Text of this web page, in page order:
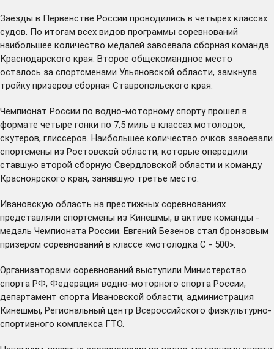
Заезды в Первенстве России проводились в четырех классах
судов. По итогам всех видов программы соревнований
наибольшее количество медалей завоевала сборная команда
Краснодарского края. Второе общекомандное место
осталось за спортсменами Ульяновской области, замкнула
тройку призеров сборная Ставропольского края.
Чемпионат России по водно-моторному спорту прошел в
формате четыре гонки по 7,5 миль в классах мотолодок,
скутеров, глиссеров. Наибольшее количество очков завоевали
спортсмены из Ростовской области, которые опередили
ставшую второй сборную Свердловской области и команду
Красноярского края, занявшую третье место.
Ивановскую область на престижных соревнованиях
представляли спортсмены из Кинешмы, в активе команды -
медаль Чемпионата России. Евгений Безенов стал бронзовым
призером соревнований в классе «мотолодка С - 500».
Организаторами соревнований выступили Министерство
спорта РФ, Федерация водно-моторного спорта России,
департамент спорта Ивановской области, администрация
Кинешмы, Региональный центр Всероссийского физкультурно-
спортивного комплекса ГТО.